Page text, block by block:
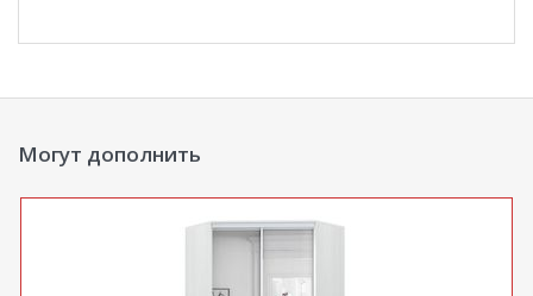
Могут дополнить